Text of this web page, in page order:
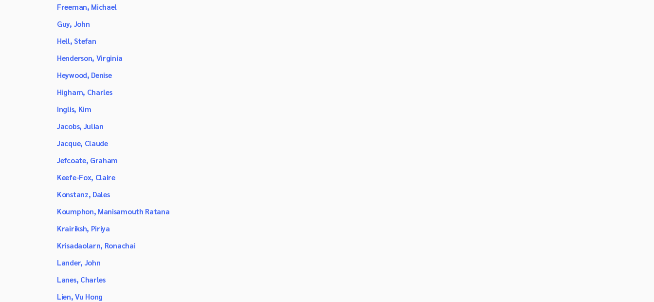
Freeman, Michael
Guy, John
Hell, Stefan
Henderson, Virginia
Heywood, Denise
Higham, Charles
Inglis, Kim
Jacobs, Julian
Jacque, Claude
Jefcoate, Graham
Keefe-Fox, Claire
Konstanz, Dales
Koumphon, Manisamouth Ratana
Krairiksh, Piriya
Krisadaolarn, Ronachai
Lander, John
Lanes, Charles
Lien, Vu Hong